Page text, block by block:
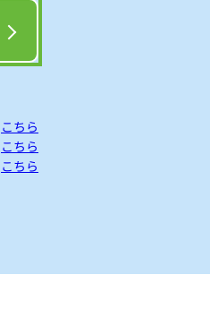
こちら
こちら
こちら